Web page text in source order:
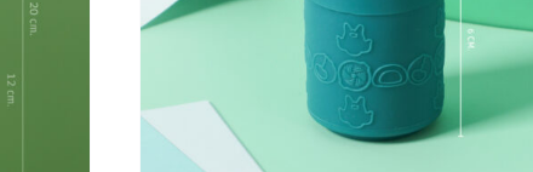
เลือกรูปแบบ
THIS
PRODUCT
HAS
MULTIPLE
VARIANTS.
DETAILS